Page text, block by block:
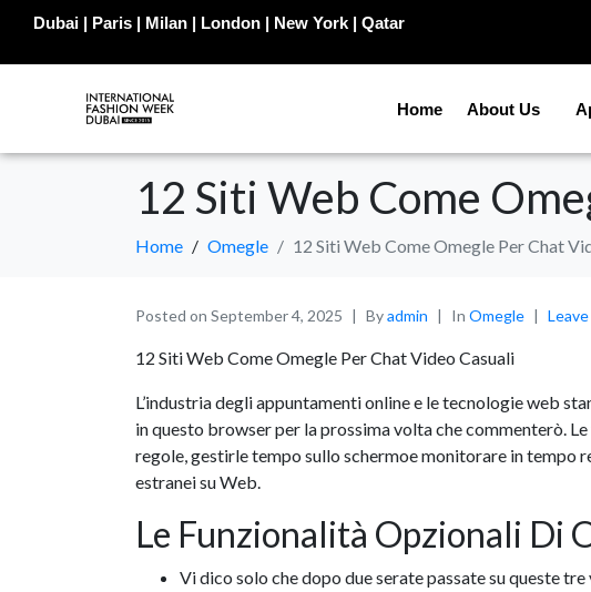
Dubai | Paris | Milan | London | New York | Qatar
Home About Us
12 Siti Web Come
Home Omegle 12 Siti Web Come Omegle Per Chat
Posted on September 4, 2025 Byadmin In Omegle
12 Siti Web Come Omegle Per Chat Video Casuali
L’industria degli appuntamenti online e le tecnologie web
in questo browser per la prossima volta che commenterò.
regole, gestirle tempo sullo schermoe monitorare in tempo
estranei su Web.
Le Funzionalità Opzionali Di
Vi dico solo che dopo due serate passate su queste